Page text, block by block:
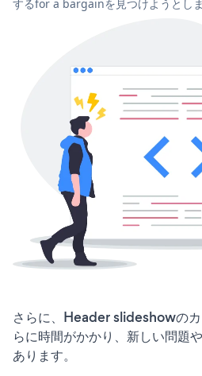
するfor a bargainを見つけようとしま
さらに、Header slideshowのカ
らに時間がかかり、新しい問題
あります。